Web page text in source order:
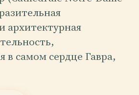
архитектурная
в самом сердце Гавра,